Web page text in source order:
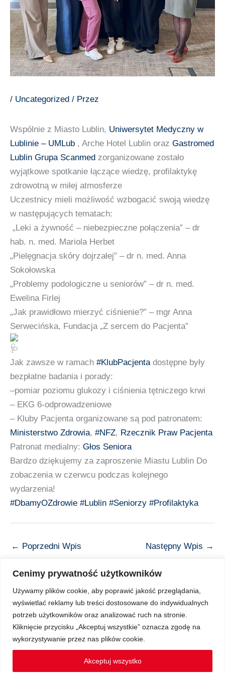
Cenimy prywatność użytkowników
Używamy plików cookie, aby poprawić jakość przeglądania,
wyświetlać reklamy lub treści dostosowane do indywidualnych
potrzeb użytkowników oraz analizować ruch na stronie.
Kliknięcie przycisku „Akceptuj wszystkie” oznacza zgodę na
wykorzystywanie przez nas plików cookie.
Akceptuj wszystko
/ Uncategorized / Przez
Wspólnie z Miasto Lublin, Uniwersytet Medyczny w
Lublinie – UMLub , Arche Hotel Lublin oraz Gastromed
Lublin Grupa Scanmed zorganizowane zostało
wyjątkowe spotkanie łączące wiedzę, profilaktykę
zdrowotną w miłej atmosferze
Uczestnicy mieli możliwość wzbogacić swoją wiedzę
w następujących tematach:
„Leki a żywność – niebezpieczne połączenia” – dr
hab. n. med. Mariola Herbet
„Pielęgnacja skóry dojrzałej” – dr n. med. Anna
Sokołowska
„Problemy podologiczne u seniorów” – dr n. med.
Ewelina Firlej
„Jak prawidłowo mierzyć ciśnienie?” – mgr Anna
Serwecińska, Fundacja „Z sercem do Pacjenta”
Jak zawsze w ramach #KlubPacjenta dostępne były
bezpłatne badania i porady:
–pomiar poziomu glukozy i ciśnienia tętniczego krwi
– EKG 6-odprowadzeniowe
–Kluby Pacjenta organizowane są pod patronatem:
Ministerstwo Zdrowia, #NFZ, Rzecznik Praw Pacjenta
Patronat medialny: Głos Seniora
Bardzo dziękujemy za zaproszenie Miastu Lublin Do
zobaczenia w czerwcu podczas kolejnego
wydarzenia!
#DbamyOZdrowie #Lublin #Seniorzy #Profilaktyka
← Poprzedni Wpis Następny Wpis →
Copyright © 2026 Z Sercem do Pacjenta
Regulamin spotkań Klubu Pacjenta on-line